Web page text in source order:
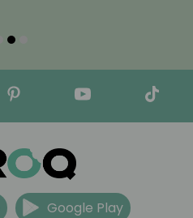
Google Play